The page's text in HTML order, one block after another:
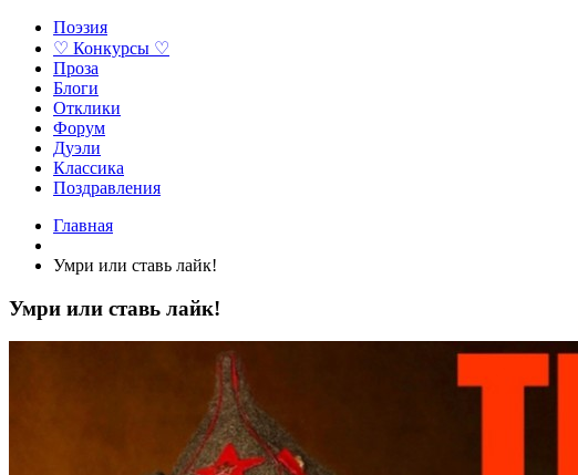
Поэзия
♡ Конкурсы ♡
Проза
Блоги
Отклики
Форум
Дуэли
Классика
Поздравления
Главная
Умри или ставь лайк!
Умри или ставь лайк!